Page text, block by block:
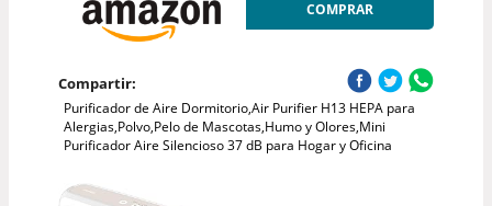
COMPRAR
Compartir:
Purificador de Aire Dormitorio,Air Purifier H13 HEPA para
Alergias,Polvo,Pelo de Mascotas,Humo y Olores,Mini
Purificador Aire Silencioso 37 dB para Hogar y Oficina